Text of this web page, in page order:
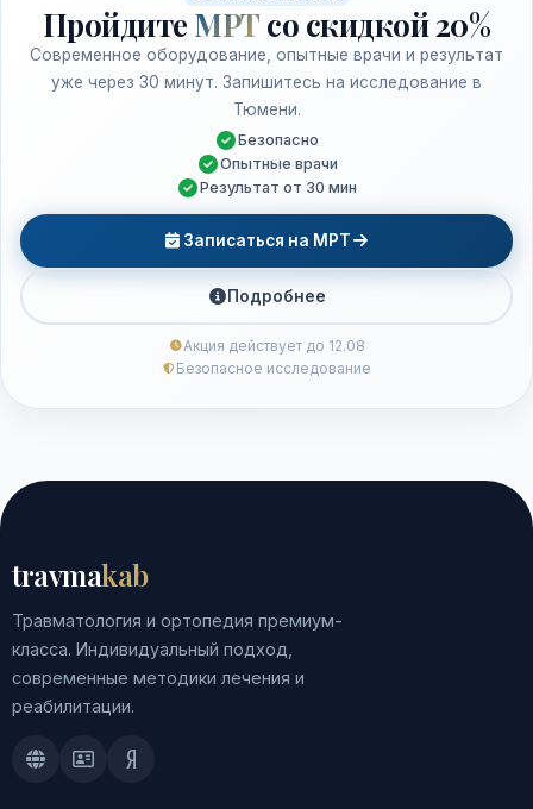
Пройдите МРТ со скидкой 20%
Современное оборудование, опытные врачи и результат
уже через 30 минут. Запишитесь на исследование в
Тюмени.
Безопасно
Опытные врачи
Результат от 30 мин
Записаться на МРТ
Подробнее
Акция действует до 12.08
Безопасное исследование
travmakab
Травматология и ортопедия премиум-
класса. Индивидуальный подход,
современные методики лечения и
реабилитации.
Doctu.ruПроДокторов
Яндекс.Здоровье